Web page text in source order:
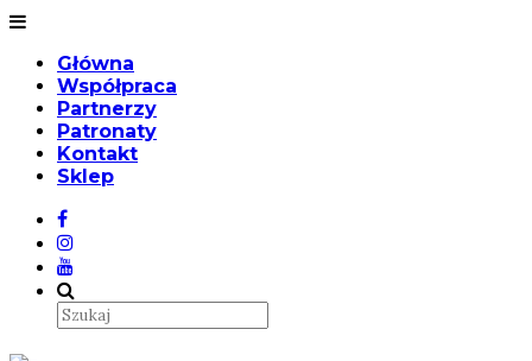
Główna
Współpraca
Partnerzy
Patronaty
Kontakt
Sklep